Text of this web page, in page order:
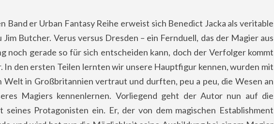
Band er Urban Fantasy Reihe erweist sich Benedict Jacka als veritable
Jim Butcher. Verus versus Dresden – ein Fernduell, das der Magier aus
noch gerade so für sich entscheiden kann, doch der Verfolger kommt
In den ersten Teilen lernten wir unsere Hauptfigur kennen, wurden mit
Welt in Großbritannien vertraut und durften, peu a peu, die Wesen an
Magiers kennenlernen. Vorliegend geht der Autor nun auf die
seines Protagonisten ein. Er, der von dem magischen Establishment